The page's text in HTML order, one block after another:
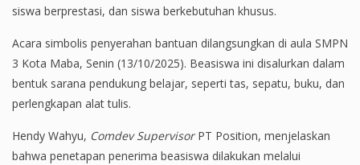
siswa berprestasi, dan siswa berkebutuhan khusus.
Acara simbolis penyerahan bantuan dilangsungkan di aula SMPN
3 Kota Maba, Senin (13/10/2025). Beasiswa ini disalurkan dalam
bentuk sarana pendukung belajar, seperti tas, sepatu, buku, dan
perlengkapan alat tulis.
Hendy Wahyu, Comdev SupervisorPT Position, menjelaskan
bahwa penetapan penerima beasiswa dilakukan melalui